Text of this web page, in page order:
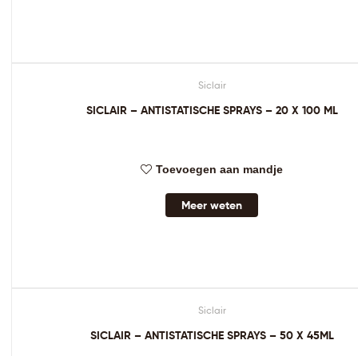
Siclair
SICLAIR – ANTISTATISCHE SPRAYS – 20 X 100 ML
Toevoegen aan mandje
Meer weten
Siclair
SICLAIR – ANTISTATISCHE SPRAYS – 50 X 45ML